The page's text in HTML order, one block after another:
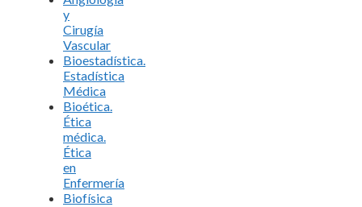
y
Cirugía
Vascular
Bioestadística.
Estadística
Médica
Bioética.
Ética
médica.
Ética
en
Enfermería
Biofísica